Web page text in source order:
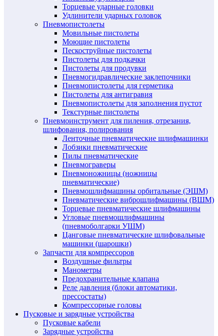
Торцевые ударные головки
Удлинители ударных головок
Пневмопистолеты
Мовильные пистолеты
Моющие пистолеты
Пескоструйные пистолеты
Пистолеты для подкачки
Пистолеты для продувки
Пневмогидравлические заклепочники
Пневмопистолеты для герметика
Пистолеты для антигравия
Пневмопистолеты для заполнения пустот
Текстурные пистолеты
Пневмоинструмент для пиления, отрезания,
шлифования, полирования
Ленточные пневматические шлифмашинки
Лобзики пневматические
Пилы пневматические
Пневмограверы
Пневмоножницы (ножницы
пневматические)
Пневмошлифмашины орбитальные (ЭШМ)
Пневматические виброшлифмашины (ВШМ)
Торцевые пневматические шлифмашины
Угловые пневмошлифмашины
(пневмоболгарки УШМ)
Цанговые пневматические шлифовальные
машинки (шарошки)
Запчасти для компрессоров
Воздушные фильтры
Манометры
Предохранительные клапана
Реле давления (блоки автоматики,
прессостаты)
Компрессорные головы
Пусковые и зарядные устройства
Пусковые кабели
Зарядные устройства